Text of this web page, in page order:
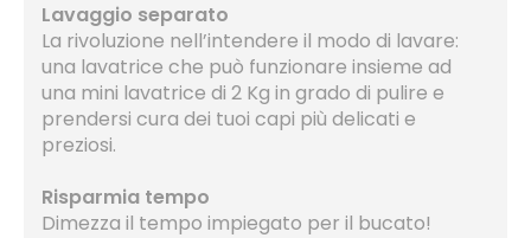
Lavaggio separato
La rivoluzione nell’intendere il modo di lavare:
una lavatrice che può funzionare insieme ad
una mini lavatrice di 2 Kg in grado di pulire e
prendersi cura dei tuoi capi più delicati e
preziosi.
Risparmia tempo
Dimezza il tempo impiegato per il bucato!